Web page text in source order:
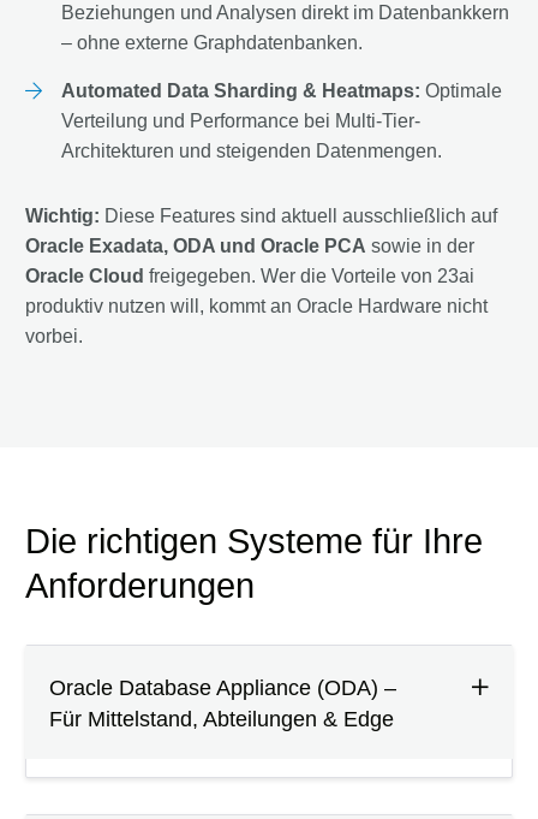
Beziehungen und Analysen direkt im Datenbankkern
– ohne externe Graphdatenbanken.
Automated Data Sharding & Heatmaps: Optimale
Verteilung und Performance bei Multi-Tier-
Architekturen und steigenden Datenmengen.
Wichtig: Diese Features sind aktuell ausschließlich auf
Oracle Exadata, ODA und Oracle PCA sowie in der
Oracle Cloud freigegeben. Wer die Vorteile von 23ai
produktiv nutzen will, kommt an Oracle Hardware nicht
vorbei.
Die richtigen Systeme für Ihre
Anforderungen
Oracle Database Appliance (ODA) –
Für Mittelstand, Abteilungen & Edge